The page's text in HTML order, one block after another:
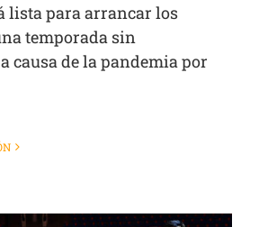
lista para arrancar los
temporada sin
causa de la pandemia por